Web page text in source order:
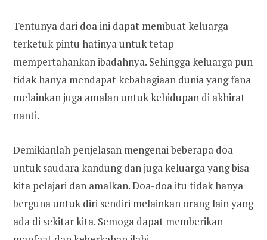
Tentunya dari doa ini dapat membuat keluarga
terketuk pintu hatinya untuk tetap
mempertahankan ibadahnya. Sehingga keluarga pun
tidak hanya mendapat kebahagiaan dunia yang fana
melainkan juga amalan untuk kehidupan di akhirat
nanti.
Demikianlah penjelasan mengenai beberapa doa
untuk saudara kandung dan juga keluarga yang bisa
kita pelajari dan amalkan. Doa-doa itu tidak hanya
berguna untuk diri sendiri melainkan orang lain yang
ada di sekitar kita. Semoga dapat memberikan